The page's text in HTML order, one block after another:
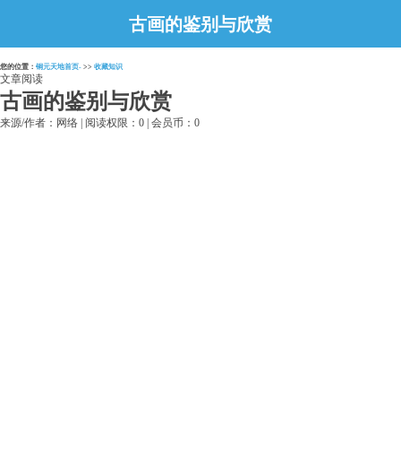
古画的鉴别与欣赏
您的位置： 铜元天地首页- >> 收藏知识
文章阅读
古画的鉴别与欣赏
来源/作者：网络 | 阅读权限：0 | 会员币：0